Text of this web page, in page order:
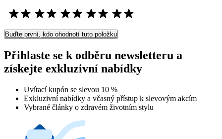
Buďte první, kdo ohodnotí tuto položku
Přihlaste se k odběru newsletteru a
získejte exkluzivní nabídky
Uvítací kupón se slevou 10 %
Exkluzivní nabídky a včasný přístup k slevovým akcím
Vybrané články o zdravém životním stylu